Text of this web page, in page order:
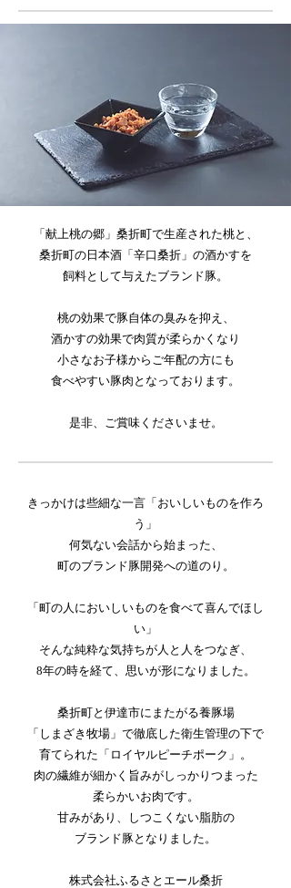
「献上桃の郷」桑折町で生産された桃と、
桑折町の日本酒「辛口桑折」の酒かすを
飼料として与えたブランド豚。
桃の効果で豚自体の臭みを抑え、
酒かすの効果で肉質が柔らかくなり
小さなお子様からご年配の方にも
​食べやすい豚肉となっております。
是非、ご賞味くださいませ。
きっかけは些細な一言「おいしいものを作ろ
う」
何気ない会話から始まった、
町のブランド豚開発への道のり。
「町の人においしいものを食べて喜んでほし
い」
そんな純粋な気持ちが人と人をつなぎ、
8年の時を経て、思いが形になりました。
桑折町と伊達市にまたがる養豚場
「しまざき牧場」で徹底した衛生管理の下で
育てられた「ロイヤルピーチポーク」。
肉の繊維が細かく旨みがしっかりつまった
柔らかいお肉です。
甘みがあり、しつこくない脂肪の
​ブランド豚となりました。
株式会社ふるさとエール桑折